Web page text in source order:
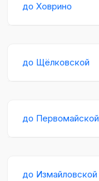
до Ховрино
до Щёлковской
до Первомайской
до Измайловской